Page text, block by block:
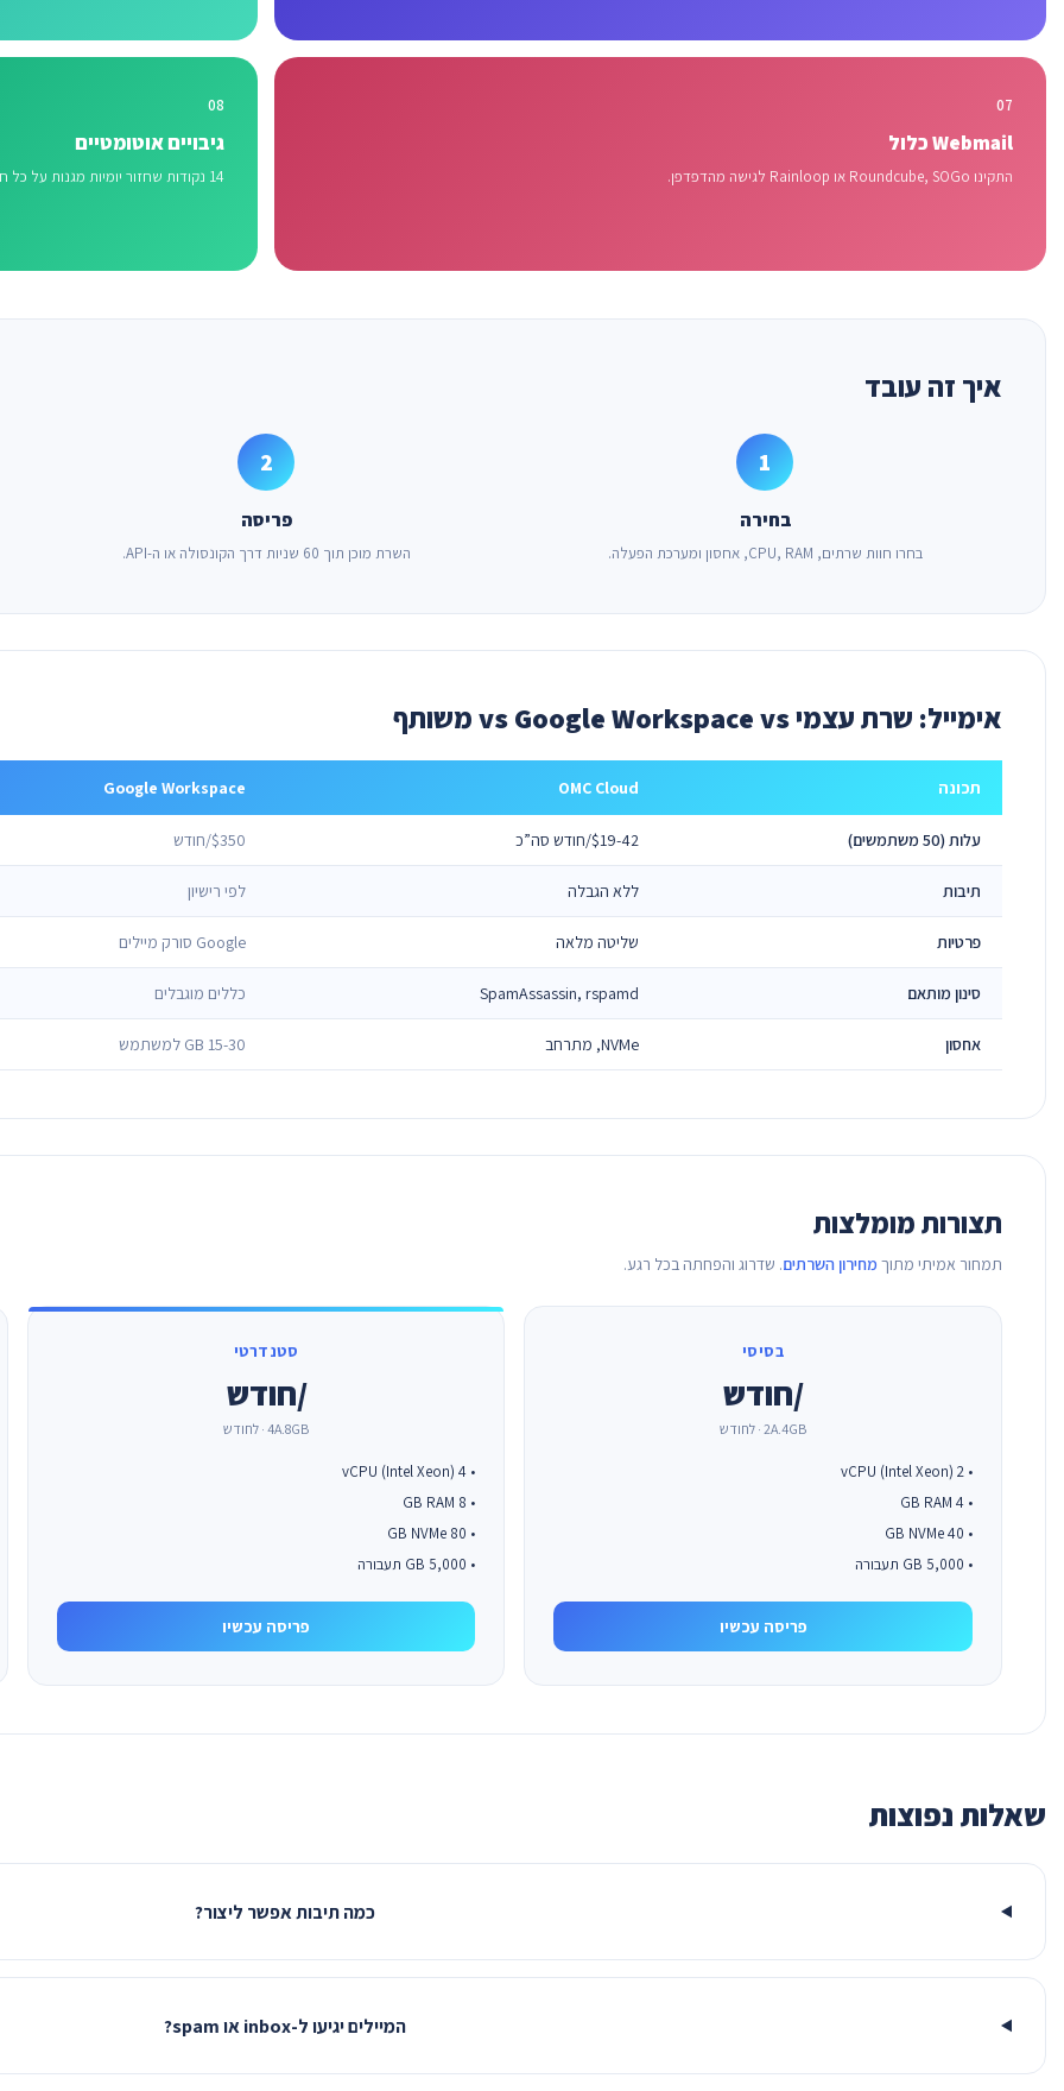
07
Webmail כלול
התקינו Roundcube, SOGo או Rainloop לגישה מהדפדפן.
08
גיבויים אוטומטיים
14 נקודות שחזור יומיות מגנות על כל חנות הדואר.
איך זה עובד
1
בחירה
בחרו חוות שרתים, CPU, RAM, אחסון ומערכת הפעלה.
2
פריסה
השרת מוכן תוך 60 שניות דרך הקונסולה או ה-API.
אימייל: שרת עצמי vs Google Workspace vs משותף
תכונה OMC Cloud
Google Workspace
עלות (50 משתמשים) $19-42/חודש סה”כ $350/חודש
תיבות ללא הגבלה לפי רישיון
פרטיות שליטה מלאה Google סורק מיילים
סינון מותאם SpamAssassin, rspamd כללים מוגבלים
אחסון NVMe, מתרחב 15-30 GB למשתמש
תצורות מומלצות
תמחור אמיתי מתוך מחירון השרתים. שדרוג והפחתה בכל רגע.
בסיסי
/חודש
2A.4GB · לחודש
• 2 vCPU (Intel Xeon)
• 4 GB RAM
• 40 GB NVMe
• 5,000 GB תעבורה
פריסה עכשיו
סטנדרטי
/חודש
4A.8GB · לחודש
• 4 vCPU (Intel Xeon)
• 8 GB RAM
• 80 GB NVMe
• 5,000 GB תעבורה
פריסה עכשיו
שאלות נפוצות
כמה תיבות אפשר ליצור?
המיילים יגיעו ל-inbox או spam?